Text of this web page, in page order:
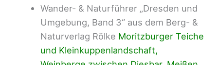
Wander- & Naturführer „Dresden und
Umgebung, Band 3“ aus dem Berg- &
Naturverlag Rölke Moritzburger Teiche
und Kleinkuppenlandschaft,